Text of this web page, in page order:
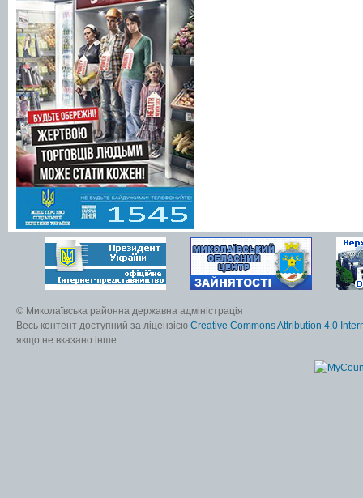
© Миколаївська районна державна адміністрація
Весь контент доступний за ліцензією Creative Commons Attribution 4.0
якщо не вказано інше